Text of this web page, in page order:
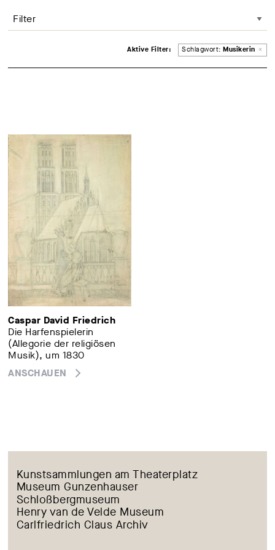
Filter
Aktive Filter: Entferne Filter
Schlagwort: Musikerin ×
Caspar David Friedrich
Die Harfenspielerin
(Allegorie der religiösen
Musik), um 1830
ANSCHAUEN
Kunstsammlungen am Theaterplatz
Museum Gunzenhauser
Schloßbergmuseum
Henry van de Velde Museum
Carlfriedrich Claus Archiv